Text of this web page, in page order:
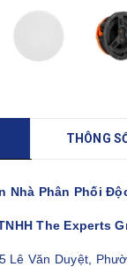
THÔNG
Nhà Phân Phối
The Experts
Lê Văn Duyệt,